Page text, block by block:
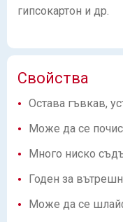
гипсокартон и др.
Свойства
Остава гъвкав,
Може да се
Много ниско
Годен за
Може да се